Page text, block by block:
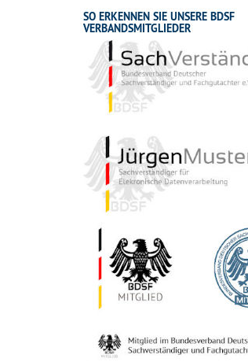
SO ERKENNEN SIE UNSERE BDSF
VERBANDSMITGLIEDER